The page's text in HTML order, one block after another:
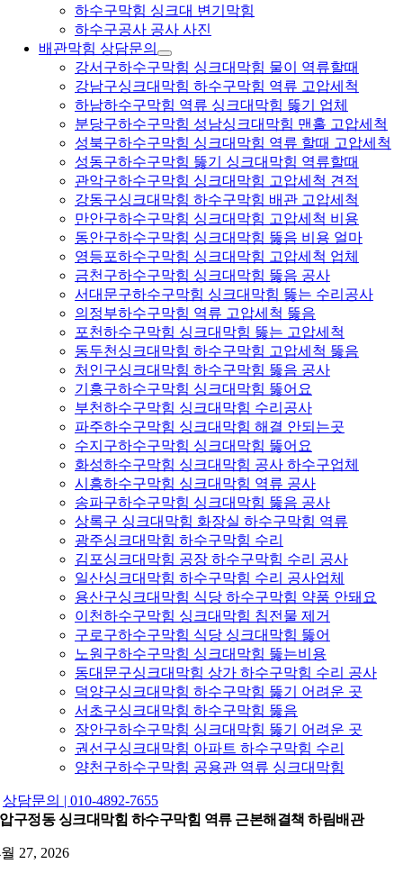
하수구막힘 싱크대 변기막힘
하수구공사 공사 사진
배관막힘 상담문의
강서구하수구막힘 싱크대막힘 물이 역류할때
강남구싱크대막힘 하수구막힘 역류 고압세척
하남하수구막힘 역류 싱크대막힘 뚫기 업체
분당구하수구막힘 성남싱크대막힘 맨홀 고압세척
성북구하수구막힘 싱크대막힘 역류 할때 고압세척
성동구하수구막힘 뚫기 싱크대막힘 역류할때
관악구하수구막힘 싱크대막힘 고압세척 견적
강동구싱크대막힘 하수구막힘 배관 고압세척
만안구하수구막힘 싱크대막힘 고압세척 비용
동안구하수구막힘 싱크대막힘 뚫음 비용 얼마
영등포하수구막힘 싱크대막힘 고압세척 업체
금천구하수구막힘 싱크대막힘 뚫음 공사
서대문구하수구막힘 싱크대막힘 뚫는 수리공사
의정부하수구막힘 역류 고압세척 뚫음
포천하수구막힘 싱크대막힘 뚫는 고압세척
동두천싱크대막힘 하수구막힘 고압세척 뚫음
처인구싱크대막힘 하수구막힘 뚫음 공사
기흥구하수구막힘 싱크대막힘 뚫어요
부천하수구막힘 싱크대막힘 수리공사
파주하수구막힘 싱크대막힘 해결 안되는곳
수지구하수구막힘 싱크대막힘 뚫어요
화성하수구막힘 싱크대막힘 공사 하수구업체
시흥하수구막힘 싱크대막힘 역류 공사
송파구하수구막힘 싱크대막힘 뚫음 공사
상록구 싱크대막힘 화장실 하수구막힘 역류
광주싱크대막힘 하수구막힘 수리
김포싱크대막힘 공장 하수구막힘 수리 공사
일산싱크대막힘 하수구막힘 수리 공사업체
용산구싱크대막힘 식당 하수구막힘 약품 안돼요
이천하수구막힘 싱크대막힘 침전물 제거
구로구하수구막힘 식당 싱크대막힘 뚫어
노원구하수구막힘 싱크대막힘 뚫는비용
동대문구싱크대막힘 상가 하수구막힘 수리 공사
덕양구싱크대막힘 하수구막힘 뚫기 어려운 곳
서초구싱크대막힘 하수구막힘 뚫음
장안구하수구막힘 싱크대막힘 뚫기 어려운 곳
권선구싱크대막힘 아파트 하수구막힘 수리
양천구하수구막힘 공용관 역류 싱크대막힘
상담문의 | 010-4892-7655
압구정동 싱크대막힘 하수구막힘 역류 근본해결책 하림배관
27, 2026